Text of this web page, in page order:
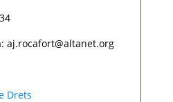
aj.rocafort@altanet.org
Drets